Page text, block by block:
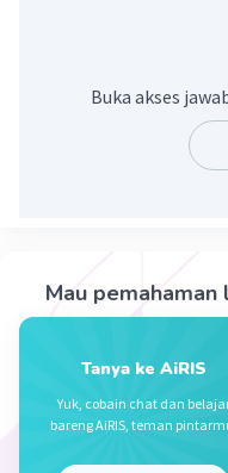
.
pernapasan
lain yaitu
kantong udara (
0.0(
03 Desember 2023 10:32
beberapa organ
kantong udara.
Buka akses
Mau
Tanya ke AiRIS
Yuk, cobain chat dan
bareng AiRIS, teman